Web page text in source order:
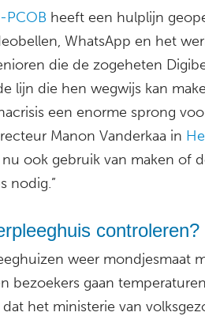
PCOB heeft een hulplijn
WhatsApp en het
die de zogeheten
lijn die hen wegwijs kan
een enorme sprong
Manon Vanderkaa in
ook gebruik van maken of
nodig.”
controleren?
weer mondjesmaat
bezoekers gaan
het ministerie van